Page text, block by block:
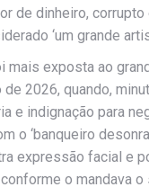
de dinheiro,
‘um grande
mais exposta ao
2026, quando,
e indignação para
o ‘banqueiro
expressão facial e
o mandava